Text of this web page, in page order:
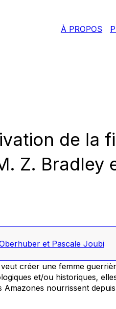
À PROPOS
de la
Z. Bradley
et Pascale Joubi
créer une femme
et/ou historiques,
Amazones nourrissent depuis